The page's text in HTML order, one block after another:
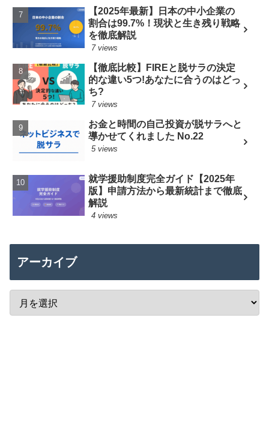
【2025年最新】日本の中小企業の
割合は99.7%！現状と生き残り戦略
を徹底解説
7 views
【徹底比較】FIREと脱サラの決定
的な違い5つ!あなたに合うのはどっ
ち?
7 views
お金と時間の自己投資が脱サラへと
導かせてくれました No.22
5 views
就学援助制度完全ガイド【2025年
版】申請方法から最新統計まで徹底
解説
4 views
アーカイブ